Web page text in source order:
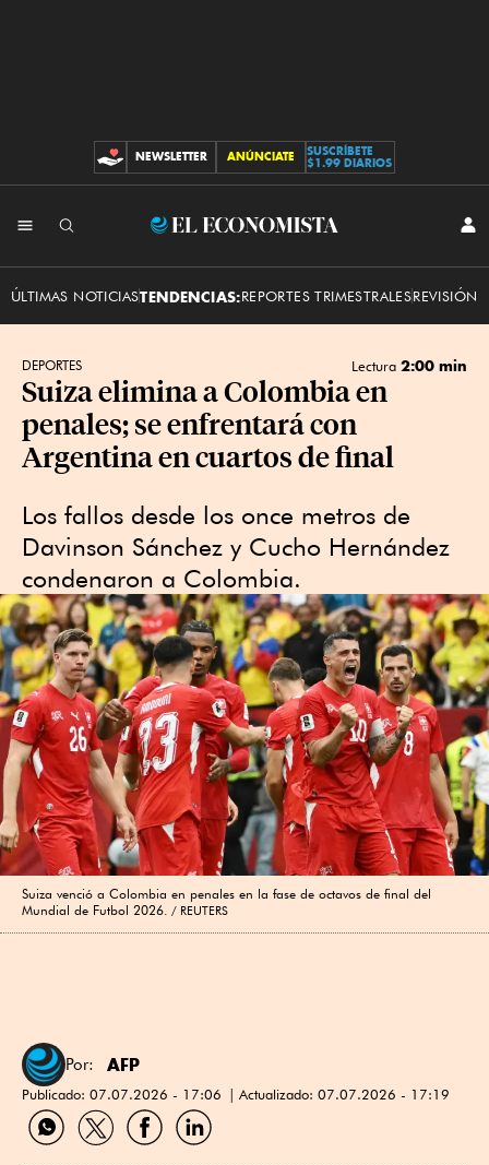
CONTRIBUCIONES
NEWSLETTER ANÚNCIATE
SUSCRÍBETE
$1.99 DIARIOS
El
ÚLTIMAS NOTICIASTENDENCIAS:REPORTES TRIMESTRALESREVISIÓN
DEPORTES Lectura 2:00 min
Suiza elimina a Colombia en
penales; se enfrentará con
Argentina en cuartos de final
Los fallos desde los once metros de
Davinson Sánchez y Cucho Hernández
condenaron a Colombia.
Suiza venció a Colombia en penales en la fase de octavos de final del
Mundial de Futbol 2026.
REUTERS
Por: AFP
Publicado: 07.07.2026 - 17:06 Actualizado: 07.07.2026 - 17:19
Compartir
por
Compartir
por
Compartir
por
Compartir
por